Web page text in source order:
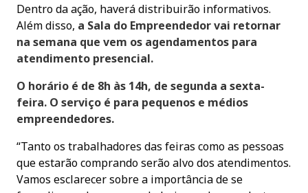
Dentro da ação, haverá distribuirão informativos.
Além disso, a Sala do Empreendedor vai retornar
na semana que vem os agendamentos para
atendimento presencial.
O horário é de 8h às 14h, de segunda a sexta-
feira. O serviço é para pequenos e médios
empreendedores.
“Tanto os trabalhadores das feiras como as pessoas
que estarão comprando serão alvo dos atendimentos.
Vamos esclarecer sobre a importância de se